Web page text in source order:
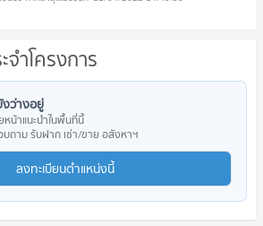
จำโครงการ
ว่างอยู่
หน้าแนะนำในพื้นที่นี้
บถาม รับฝาก เช่า/ขาย อสังหาฯ
ลงทะเบียนตำแหน่งนี้